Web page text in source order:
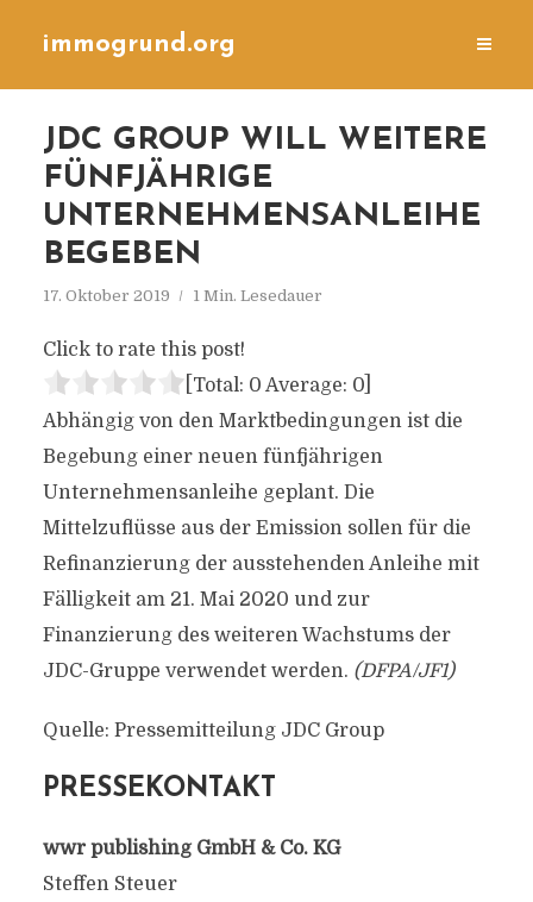
immogrund.org
JDC GROUP WILL WEITERE
FÜNFJÄHRIGE
UNTERNEHMENSANLEIHE
BEGEBEN
17. Oktober 2019 1 Min. Lesedauer
Click to rate this post!
[Total: 0 Average: 0]
Abhängig von den Marktbedingungen ist die
Begebung einer neuen fünfjährigen
Unternehmensanleihe geplant. Die
Mittelzuflüsse aus der Emission sollen für die
Refinanzierung der ausstehenden Anleihe mit
Fälligkeit am 21. Mai 2020 und zur
Finanzierung des weiteren Wachstums der
JDC-Gruppe verwendet werden. (DFPA/JF1)
Quelle: Pressemitteilung JDC Group
PRESSEKONTAKT
wwr publishing GmbH & Co. KG
Steffen Steuer